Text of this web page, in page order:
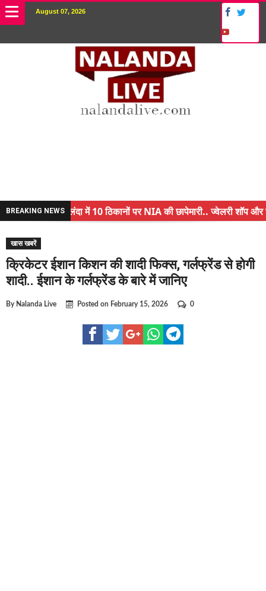
August 07, 2026
BREAKING NEWSनालंदा में 10 ठिकानों पर NIA की छापेमारी.. ज्वेलरी शॉप और गन
घूसखोर अफसरों पर एक्शन.. दो-दो अफसर घूस लेते गिरफ्तार
बिहार में एक और सिक्स लेन की मंजूरी.. जानिए किन-किन जिलों
क्रिकेटर ईशान किशन की शादी फिक्स, गर्लफ्रेंड से होगी शादी..
बिहारवासियों के लिए खुशखबरी.. बिहटा से भी बड़ा बनेगा
खास खबरें
क्रिकेटर ईशान किशन की शादी फिक्स, गर्लफ्रेंड से होगी
शादी.. ईशान के गर्लफ्रेंड के बारे में जानिए
By Nalanda Live Posted on February 15, 2026 0